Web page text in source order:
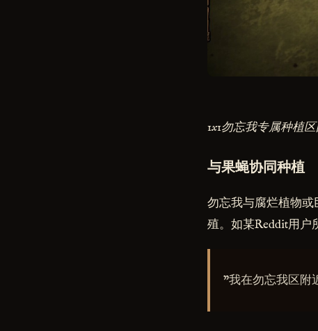
1x1勿忘我专属种植
与果蝇协同种植
勿忘我与腐烂植物
殖。如某Reddit用户
"我在勿忘我区附